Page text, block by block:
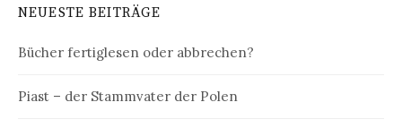
NEUESTE BEITRÄGE
Bücher fertiglesen oder abbrechen?
Piast – der Stammvater der Polen